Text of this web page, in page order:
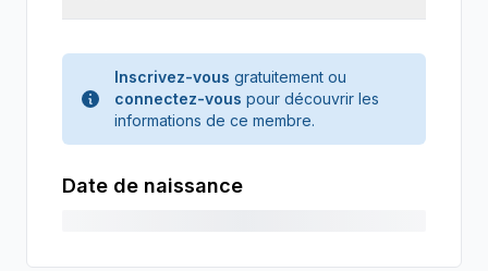
Inscrivez-vous gratuitement ou
connectez-vous pour découvrir les
informations de ce membre.
Date de naissance